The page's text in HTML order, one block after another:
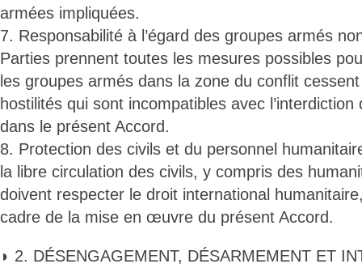
armées impliquées.
7. Responsabilité à l’égard des groupes armés
Parties prennent toutes les mesures possibles
les groupes armés dans la zone du conflit
hostilités qui sont incompatibles avec
dans le présent Accord.
8. Protection des civils et du personnel
la libre circulation des civils, y compris des
doivent respecter le droit international
cadre de la mise en œuvre du présent Accord.
◗ 2. DÉSENGAGEMENT, DÉSARMEMENT ET